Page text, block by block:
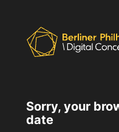
Sorry, your
date